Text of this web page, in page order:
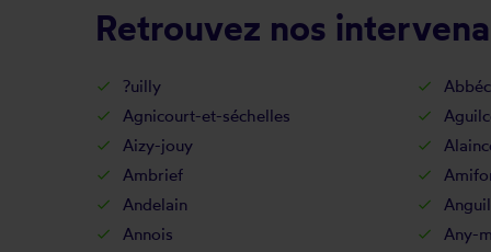
Retrouvez nos
?uilly
Agnicourt-et-séchelles
Aizy-jouy
Ambrief
Andelain
Annois
Any-